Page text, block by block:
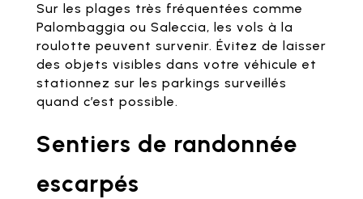
Sur les plages très fréquentées comme
Palombaggia ou Saleccia, les vols à la
roulotte peuvent survenir. Évitez de laisser
des objets visibles dans votre véhicule et
stationnez sur les parkings surveillés
quand c’est possible.
Sentiers de randonnée
escarpés